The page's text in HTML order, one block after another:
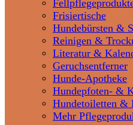
Frisiertische
Hundebürsten &
Reinigen &
Literatur &
Geruchsentferner
Hunde-Apotheke
Hundepfoten- &
Hundetoiletten &
Mehr